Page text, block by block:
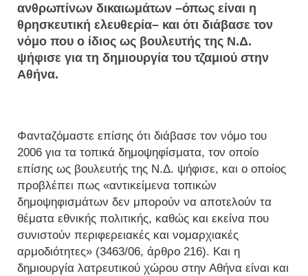
ανθρωπίνων δικαιωμάτων –όπως είναι η
θρησκευτική ελευθερία– και ότι διάβασε τον
νόμο που ο ίδιος ως βουλευτής της Ν.Δ.
ψήφισε για τη δημιουργία του τζαμιού στην
Αθήνα.
Φανταζόμαστε επίσης ότι διάβασε τον νόμο του
2006 για τα τοπικά δημοψηφίσματα, τον οποίο
επίσης ως βουλευτής της Ν.Δ. ψήφισε, και ο οποίος
προβλέπει πως «αντικείμενα τοπικών
δημοψηφισμάτων δεν μπορούν να αποτελούν τα
θέματα εθνικής πολιτικής, καθώς και εκείνα που
συνιστούν περιφερειακές και νομαρχιακές
αρμοδιότητες» (3463/06, άρθρο 216). Και η
δημιουργία λατρευτικού χώρου στην Αθήνα είναι και